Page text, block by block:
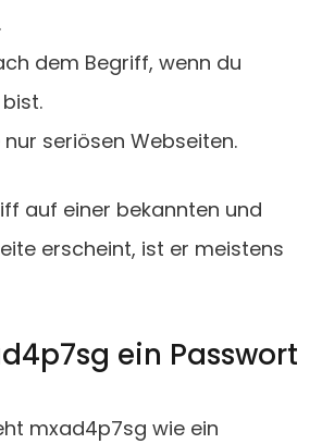
dem Begriff, wenn du
seriösen Webseiten.
auf einer bekannten und
erscheint, ist er meistens
ein Passwort
mxad4p7sg wie ein